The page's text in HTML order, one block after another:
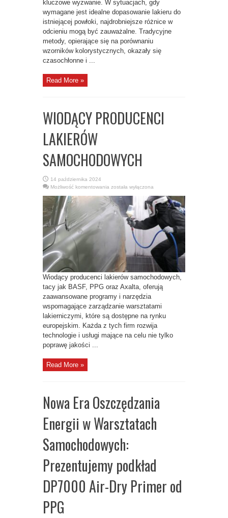
kluczowe wyzwanie. W sytuacjach, gdy
wymagane jest idealne dopasowanie lakieru do
istniejącej powłoki, najdrobniejsze różnice w
odcieniu mogą być zauważalne. Tradycyjne
metody, opierające się na porównaniu
wzorników kolorystycznych, okazały się
czasochłonne i ...
Read More »
WIODĄCY PRODUCENCI
LAKIERÓW
SAMOCHODOWYCH
14 października 2024
Możliwość komentowania WIODĄCY
LAKIERÓW
SAMOCHODOWYCH
została wyłączona
Wiodący producenci lakierów samochodowych,
tacy jak BASF, PPG oraz Axalta, oferują
zaawansowane programy i narzędzia
wspomagające zarządzanie warsztatami
lakierniczymi, które są dostępne na rynku
europejskim. Każda z tych firm rozwija
technologie i usługi mające na celu nie tylko
poprawę jakości ...
Read More »
Nowa Era Oszczędzania
Energii w Warsztatach
Samochodowych:
Prezentujemy podkład
DP7000 Air-Dry Primer od
PPG